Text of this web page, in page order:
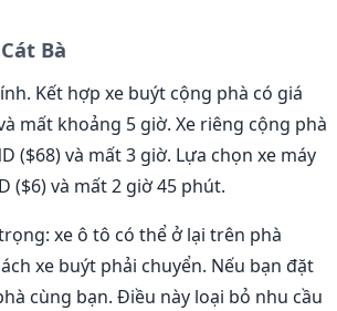
Bà
Kết hợp xe buýt cộng phà có giá
mất khoảng 5 giờ. Xe riêng cộng phà
($68) và mất 3 giờ. Lựa chọn xe máy
($6) và mất 2 giờ 45 phút.
xe ô tô có thể ở lại trên phà
xe buýt phải chuyển. Nếu bạn đặt
cùng bạn. Điều này loại bỏ nhu cầu